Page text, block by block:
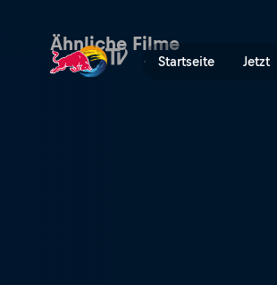
Startseite Jetzt
Hinter den
Ähnliche Filme